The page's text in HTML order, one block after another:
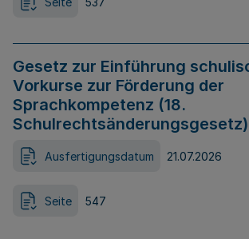
Gesetz zur Einführung
Vorkurse zur Förderung der
Sprachkompetenz (18.
Schulrechtsänderungsgesetz)
Ausfertigungsdatum 21.07.2026
Seite 547